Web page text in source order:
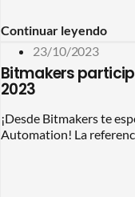
Continuar leyendo
23/10/2023
Bitmakers
2023
¡Desde Bitmakers te
Automation! La